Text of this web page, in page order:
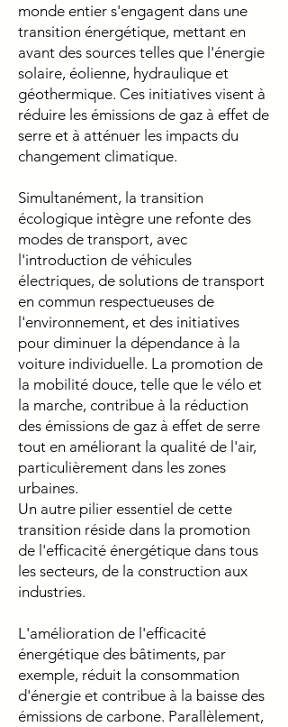
monde entier s'engagent dans une
transition énergétique, mettant en
avant des sources telles que l'énergie
solaire, éolienne, hydraulique et
géothermique. Ces initiatives visent à
réduire les émissions de gaz à effet de
serre et à atténuer les impacts du
changement climatique.
Simultanément, la transition
écologique intègre une refonte des
modes de transport, avec
l'introduction de véhicules
électriques, de solutions de transport
en commun respectueuses de
l'environnement, et des initiatives
pour diminuer la dépendance à la
voiture individuelle. La promotion de
la mobilité douce, telle que le vélo et
la marche, contribue à la réduction
des émissions de gaz à effet de serre
tout en améliorant la qualité de l'air,
particulièrement dans les zones
urbaines.
Un autre pilier essentiel de cette
transition réside dans la promotion
de l'efficacité énergétique dans tous
les secteurs, de la construction aux
industries.
L'amélioration de l'efficacité
énergétique des bâtiments, par
exemple, réduit la consommation
d'énergie et contribue à la baisse des
émissions de carbone. Parallèlement,